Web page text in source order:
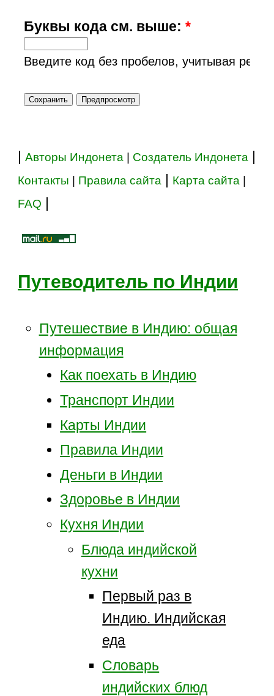
Буквы кода см. выше:*
Введите код без пробелов, учитывая
|Авторы Индонета Создатель Индонета
Контакты Правила сайта Карта сайта
FAQ
Путеводитель по Индии
Путешествие в Индию: общая
информация
Как поехать в Индию
Транспорт Индии
Карты Индии
Правила Индии
Деньги в Индии
Здоровье в Индии
Кухня Индии
Блюда индийской
кухни
Первый раз в
Индию. Индийская
еда
Словарь
индийских блюд